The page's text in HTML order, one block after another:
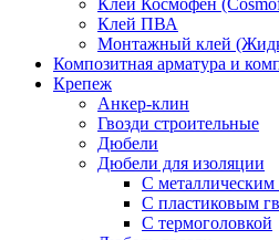
Клей Космофен
Клей ПВА
Монтажный клей
Композитная арматура и
Крепеж
Анкер-клин
Гвозди строительные
Дюбели
Дюбели для изоляции
С металлическим
С пластиковым
С термоголовкой